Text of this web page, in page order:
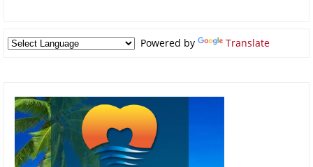
Powered by Translate